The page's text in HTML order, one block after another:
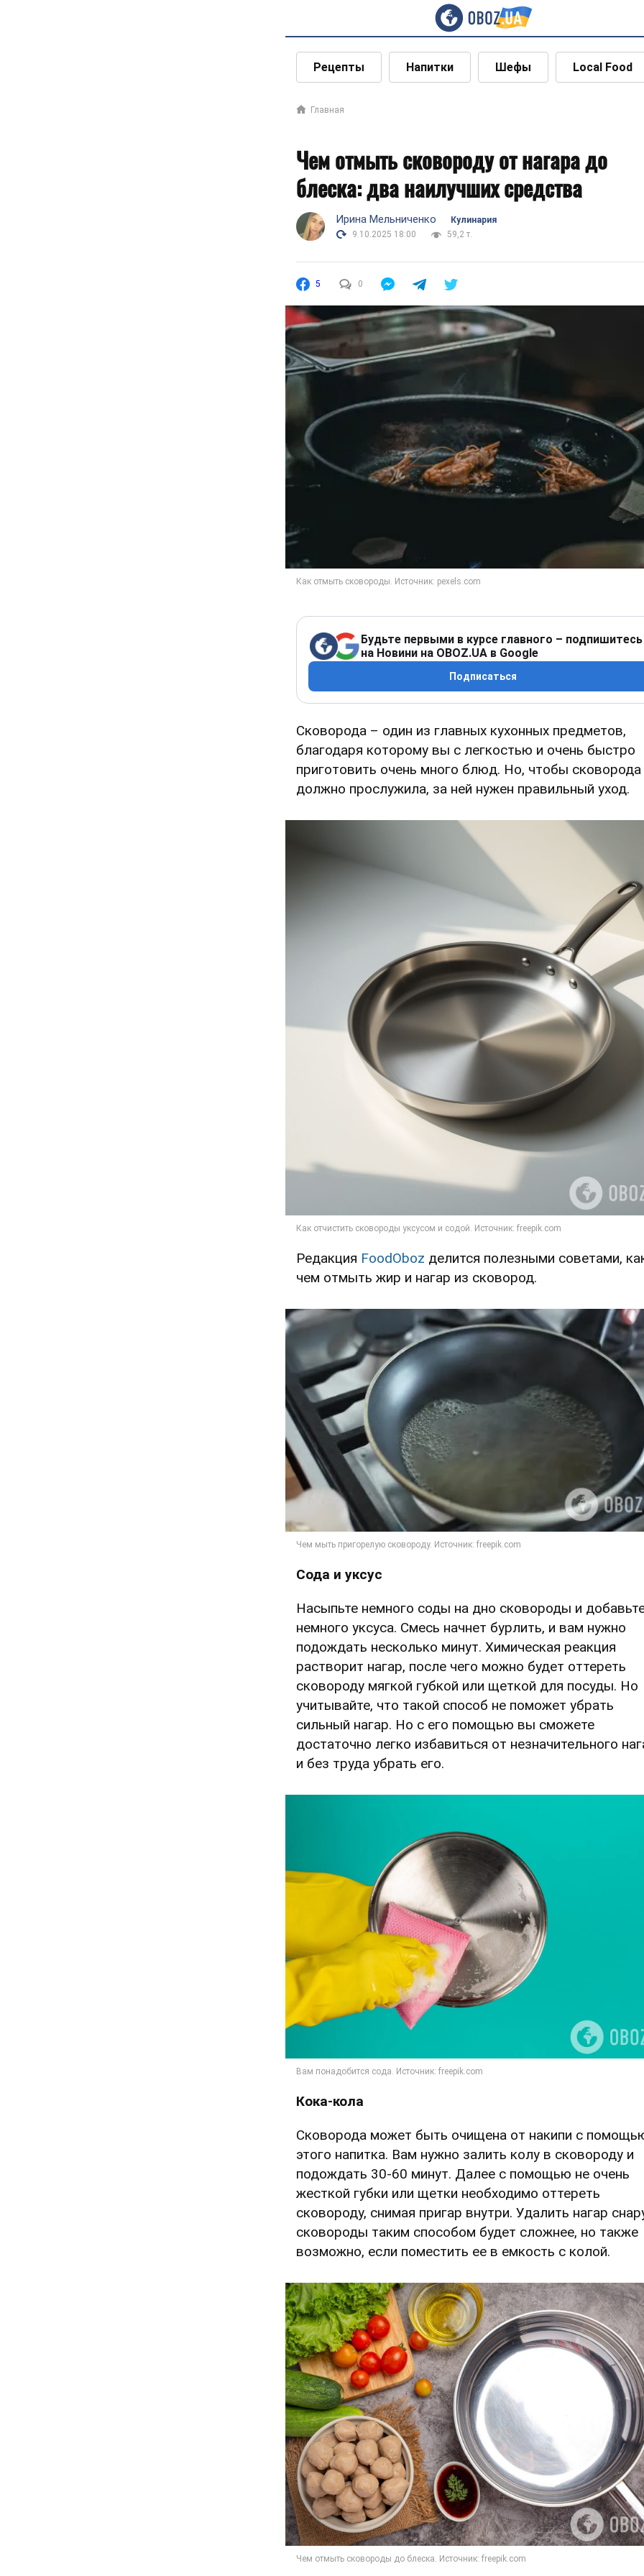
Рецепты Напитки Шефы Local Food
Главная
Чем отмыть сковороду от нагара до
блеска: два наилучших средства
Ирина Мельниченко
Кулинария
9.10.2025 18:00
59,2 т.
5 0
Будьте первыми в курсе главного – подпишитесь
на Новини на OBOZ.UA в Google
Подписаться
Сковорода – один из главных кухонных предметов,
благодаря которому вы с легкостью и очень быстро
приготовить очень много блюд. Но, чтобы сковорода
должно прослужила, за ней нужен правильный уход.
Редакция FoodOboz делится полезными советами,
чем отмыть жир и нагар из сковород.
Сода и уксус
Насыпьте немного соды на дно сковороды и
немного уксуса. Смесь начнет бурлить, и вам нужно
подождать несколько минут. Химическая реакция
растворит нагар, после чего можно будет оттереть
сковороду мягкой губкой или щеткой для посуды. Но
учитывайте, что такой способ не поможет убрать
сильный нагар. Но с его помощью вы сможете
достаточно легко избавиться от незначительного
и без труда убрать его.
Кока-кола
Сковорода может быть очищена от накипи с
этого напитка. Вам нужно залить колу в сковороду и
подождать 30-60 минут. Далее с помощью не очень
жесткой губки или щетки необходимо оттереть
сковороду, снимая пригар внутри. Удалить нагар
сковороды таким способом будет сложнее, но также
возможно, если поместить ее в емкость с колой.